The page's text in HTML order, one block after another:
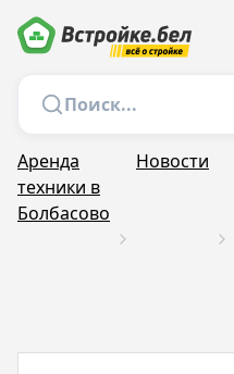
Аренда
техники в
Болбасово
Новости